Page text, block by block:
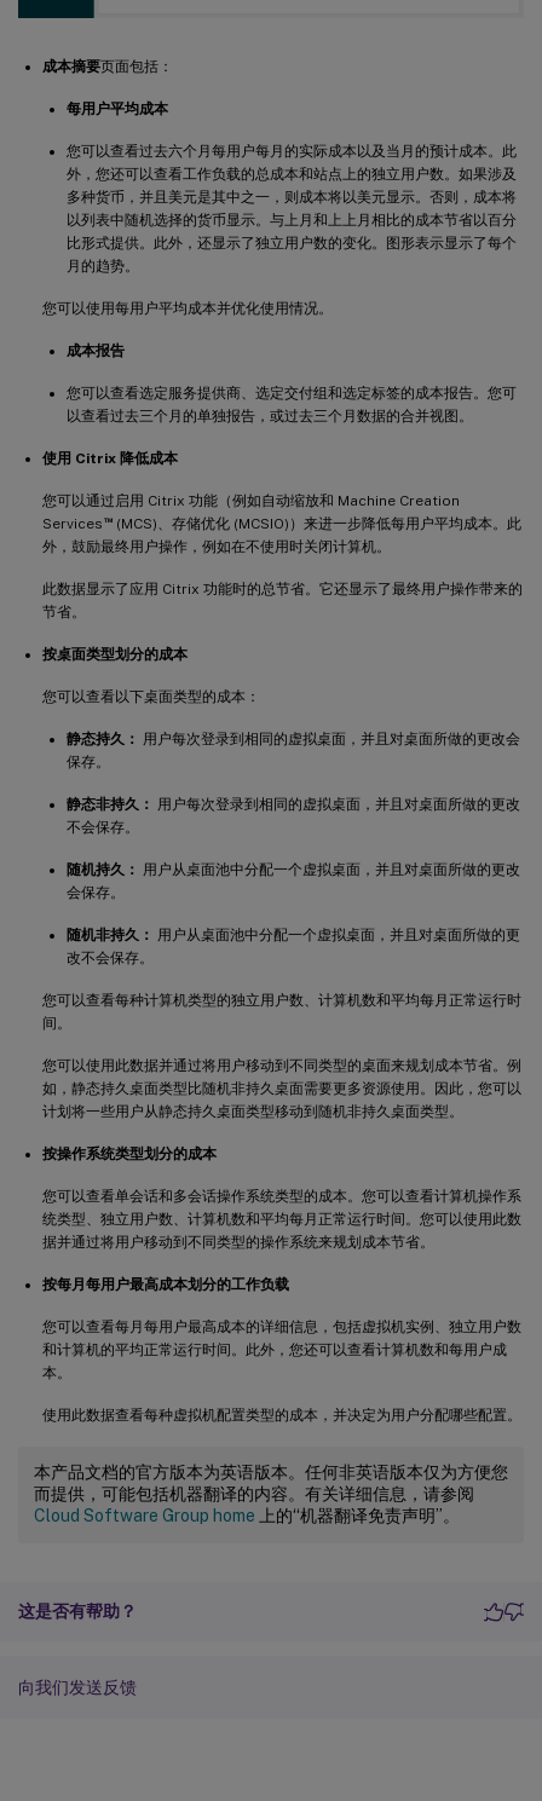
成本摘要页面包括：
每用户平均成本
您可以查看过去六个月每用户每月的实际成本以及当月的预计成本。此
外，您还可以查看工作负载的总成本和站点上的独立用户数。如果涉及
多种货币，并且美元是其中之一，则成本将以美元显示。否则，成本将
以列表中随机选择的货币显示。与上月和上上月相比的成本节省以百分
比形式提供。此外，还显示了独立用户数的变化。图形表示显示了每个
月的趋势。
您可以使用每用户平均成本并优化使用情况。
成本报告
您可以查看选定服务提供商、选定交付组和选定标签的成本报告。您可
以查看过去三个月的单独报告，或过去三个月数据的合并视图。
使用 Citrix 降低成本
您可以通过启用 Citrix 功能（例如自动缩放和 Machine Creation
Services ™(MCS)、存储优化 (MCSIO)）来进一步降低每用户平均成本。此
外，鼓励最终用户操作，例如在不使用时关闭计算机。
此数据显示了应用 Citrix 功能时的总节省。它还显示了最终用户操作带来的
节省。
按桌面类型划分的成本
您可以查看以下桌面类型的成本：
静态持久：
用户每次登录到相同的虚拟桌面，并且对桌面所做的更改会
保存。
静态非持久：
用户每次登录到相同的虚拟桌面，并且对桌面所做的更改
不会保存。
随机持久：
用户从桌面池中分配一个虚拟桌面，并且对桌面所做的更改
会保存。
随机非持久：
用户从桌面池中分配一个虚拟桌面，并且对桌面所做的更
改不会保存。
您可以查看每种计算机类型的独立用户数、计算机数和平均每月正常运行时
间。
您可以使用此数据并通过将用户移动到不同类型的桌面来规划成本节省。例
如，静态持久桌面类型比随机非持久桌面需要更多资源使用。因此，您可以
计划将一些用户从静态持久桌面类型移动到随机非持久桌面类型。
按操作系统类型划分的成本
您可以查看单会话和多会话操作系统类型的成本。您可以查看计算机操作系
统类型、独立用户数、计算机数和平均每月正常运行时间。您可以使用此数
据并通过将用户移动到不同类型的操作系统来规划成本节省。
按每月每用户最高成本划分的工作负载
您可以查看每月每用户最高成本的详细信息，包括虚拟机实例、独立用户数
和计算机的平均正常运行时间。此外，您还可以查看计算机数和每用户成
本。
使用此数据查看每种虚拟机配置类型的成本，并决定为用户分配哪些配置。
本产品文档的官方版本为英语版本。任何非英语版本仅为方便您
而提供，可能包括机器翻译的内容。有关详细信息，请参阅
Cloud Software Group home 上的“机器翻译免责声明”。
这是否有帮助？
向我们发送反馈